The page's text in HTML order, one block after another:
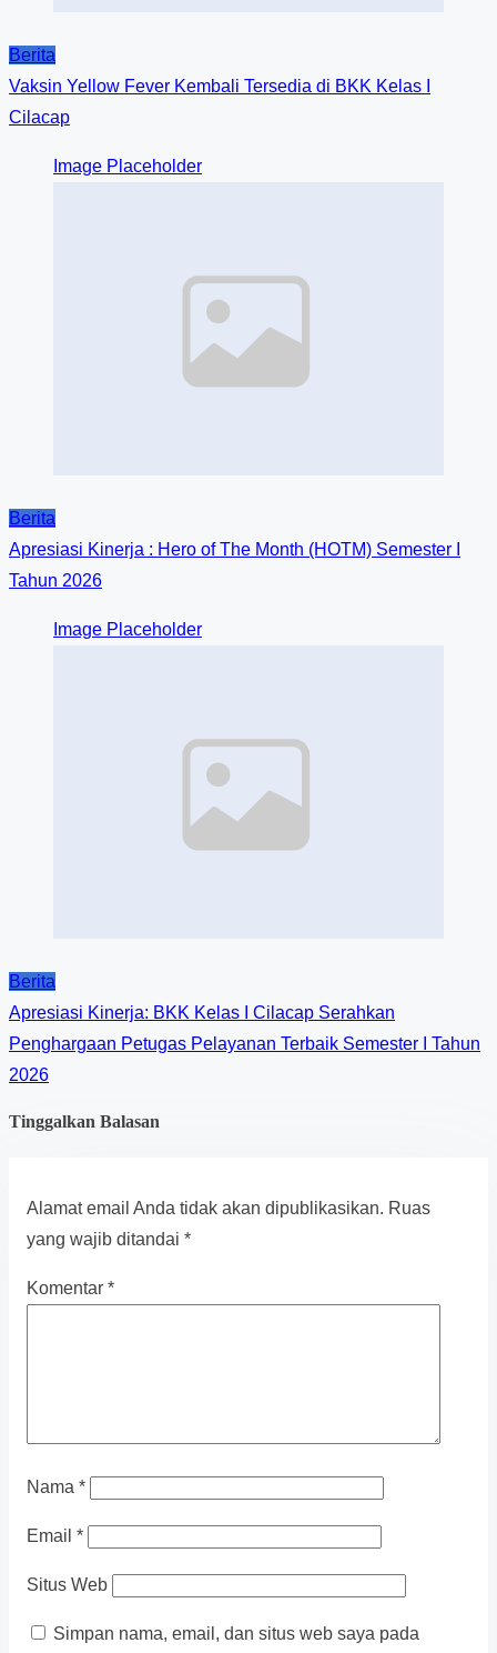
Berita
Vaksin Yellow Fever Kembali Tersedia di BKK Kelas I
Cilacap
Image Placeholder
Berita
Apresiasi Kinerja : Hero of The Month (HOTM) Semester I
Tahun 2026
Image Placeholder
Berita
Apresiasi Kinerja: BKK Kelas I Cilacap Serahkan
Penghargaan Petugas Pelayanan Terbaik Semester I Tahun
2026
Tinggalkan Balasan
Alamat email Anda tidak akan dipublikasikan. Ruas
yang wajib ditandai *
Komentar *
Nama *
Email *
Situs Web
Simpan nama, email, dan situs web saya pada